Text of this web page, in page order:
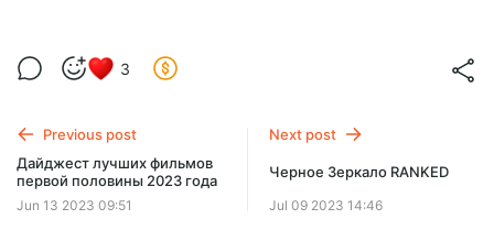
Нимона и Сузуме
SUBSCRIBE
3
Previous post
Дайджест лучших фильмов
первой половины 2023 года
Jun 13 2023 09:51
Next post
Черное Зеркало RANKED
Jul 09 2023 14:46